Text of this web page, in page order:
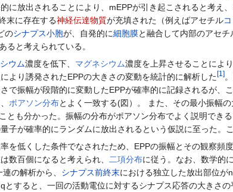
に放出されることにより、mEPPが引き起こされると考え
末に存在する神経伝達物質が充填された（例えばアセチル
のシナプス小胞が、自発的に細胞膜と融合して内部のアセチ
ると考えられている。
ウム濃度を低下、 マグネシウム濃度を上昇させることによ
より誘発されたEPPの大きさの変動を統計的に解析した[1]
で振幅が段階的に変動したEPPが確率的に記録されるが、
ポアソン分布とよく一致する(図）。 また、その最小振幅の
とも分かった。振幅の分布がポアソン分布でよく説明でき
子が確率的にランダムに放出されるという仮説に至った。
を低くした条件でなされたため、EPPの振幅とその観察頻
数百個になると考えられ、 二項分布に従う。なお、数学的
の解析から、 シナプス前終末における独立した放出部位が
とすると、一回の活動電位に対するシナプス応答の大きさの